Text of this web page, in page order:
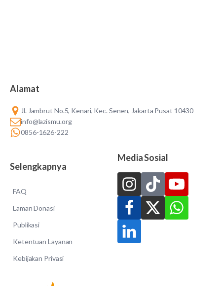
Alamat
Jl. Jambrut No.5, Kenari, Kec. Senen, Jakarta Pusat 10430
info@lazismu.org
0856-1626-222
Selengkapnya
FAQ
Laman Donasi
Publikasi
Ketentuan Layanan
Kebijakan Privasi
Media Sosial